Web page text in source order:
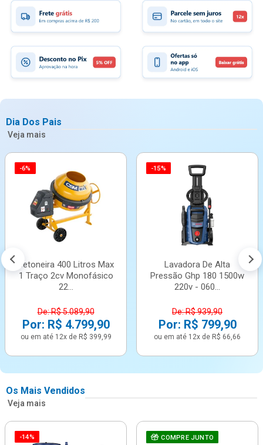
Dia Dos Pais
Veja mais
-6%
Betoneira 400 Litros Max
1 Traço 2cv Monofásico
22...
De: R$ 5.089,90
Por: R$ 4.799,90
ou em até 12x de R$ 399,99
-15%
Lavadora De Alta
Pressão Ghp 180 1500w
220v - 060...
De: R$ 939,90
Por: R$ 799,90
ou em até 12x de R$ 66,66
Os Mais Vendidos
Veja mais
-14% COMPRE JUNTO